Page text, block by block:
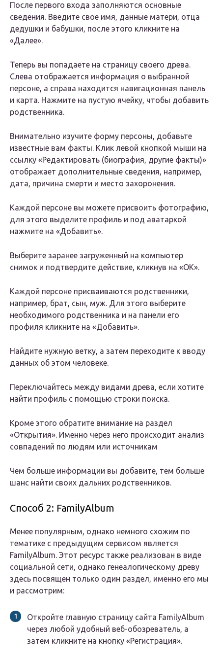
После первого входа заполняются основные
сведения. Введите свое имя, данные матери, отца
дедушки и бабушки, после этого кликните на
«Далее».
Теперь вы попадаете на страницу своего древа.
Слева отображается информация о выбранной
персоне, а справа находится навигационная панель
и карта. Нажмите на пустую ячейку, чтобы добавить
родственника.
Внимательно изучите форму персоны, добавьте
известные вам факты. Клик левой кнопкой мыши на
ссылку «Редактировать (биография, другие факты)»
отображает дополнительные сведения, например,
дата, причина смерти и место захоронения.
Каждой персоне вы можете присвоить фотографию,
для этого выделите профиль и под аватаркой
нажмите на «Добавить».
Выберите заранее загруженный на компьютер
снимок и подтвердите действие, кликнув на «ОК».
Каждой персоне присваиваются родственники,
например, брат, сын, муж. Для этого выберите
необходимого родственника и на панели его
профиля кликните на «Добавить».
Найдите нужную ветку, а затем переходите к вводу
данных об этом человеке.
Переключайтесь между видами древа, если хотите
найти профиль с помощью строки поиска.
Кроме этого обратите внимание на раздел
«Открытия». Именно через него происходит анализ
совпадений по людям или источникам
Чем больше информации вы добавите, тем больше
шанс найти своих дальних родственников.
Способ 2: FamilyAlbum
Менее популярным, однако немного схожим по
тематике с предыдущим сервисом является
FamilyAlbum. Этот ресурс также реализован в виде
социальной сети, однако генеалогическому древу
здесь посвящен только один раздел, именно его мы
и рассмотрим:
Откройте главную страницу сайта FamilyAlbum
через любой удобный веб-обозреватель, а
затем кликните на кнопку «Регистрация».